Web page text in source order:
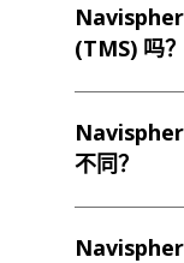
(TMS) 吗？
不同？